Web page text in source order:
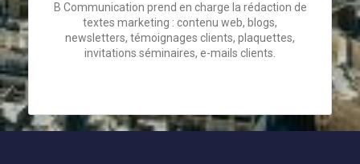
B Communication prend en charge la rédaction de
textes marketing : contenu web, blogs,
newsletters, témoignages clients, plaquettes,
invitations séminaires, e-mails clients.